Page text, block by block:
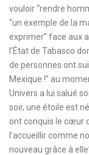
vouloir “rendre
“un exemple de la
exprimer” face aux
l’État de Tabasco
de personnes ont
Mexique !” au
Univers a lui salué
soir, une étoile est
ont conquis le cœur
l’accueillir comme
nouveau grâce à